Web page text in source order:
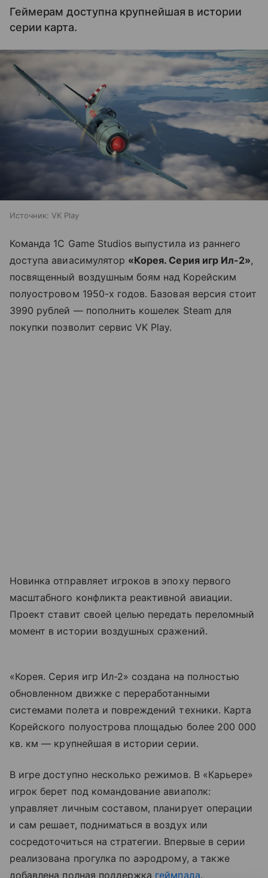
Геймерам доступна крупнейшая в истории
серии карта.
Источник: VK Play
Команда 1С Game Studios выпустила из раннего
доступа авиасимулятор «Корея. Серия игр Ил-2»,
посвященный воздушным боям над Корейским
полуостровом 1950-х годов. Базовая версия стоит
3990 рублей — пополнить кошелек Steam для
покупки позволит сервис VK Play.
Новинка отправляет игроков в эпоху первого
масштабного конфликта реактивной авиации.
Проект ставит своей целью передать переломный
момент в истории воздушных сражений.
«Корея. Серия игр Ил-2» создана на полностью
обновленном движке с переработанными
системами полета и повреждений техники. Карта
Корейского полуострова площадью более 200 000
кв. км — крупнейшая в истории серии.
В игре доступно несколько режимов. В «Карьере»
игрок берет под командование авиаполк:
управляет личным составом, планирует операции
и сам решает, подниматься в воздух или
сосредоточиться на стратегии. Впервые в серии
реализована прогулка по аэродрому, а также
добавлена полная поддержка геймпада.